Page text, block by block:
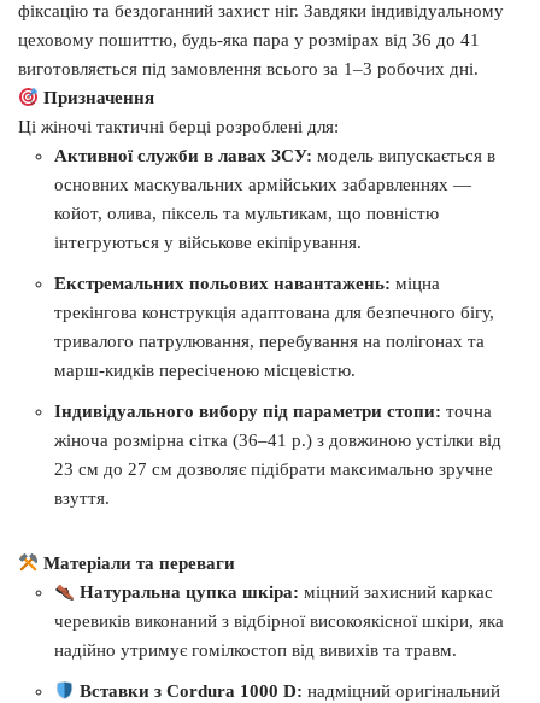
фіксацію та бездоганний захист ніг. Завдяки індивідуальному
цеховому пошиттю, будь-яка пара у розмірах від 36 до 41
виготовляється під замовлення всього за 1–3 робочих дні.
Призначення
Ці жіночі тактичні берці розроблені для:
Активної служби в лавах ЗСУ: модель випускається в
основних маскувальних армійських забарвленнях —
койот, олива, піксель та мультикам, що повністю
інтегруються у військове екіпірування.
Екстремальних польових навантажень: міцна
трекінгова конструкція адаптована для безпечного бігу,
тривалого патрулювання, перебування на полігонах та
марш-кидків пересіченою місцевістю.
Індивідуального вибору під параметри стопи: точна
жіноча розмірна сітка (36–41 р.) з довжиною устілки від
23 см до 27 см дозволяє підібрати максимально зручне
взуття.
Матеріали та переваги
Натуральна цупка шкіра: міцний захисний каркас
черевиків виконаний з відбірної високоякісної шкіри, яка
надійно утримує гомілкостоп від вивихів та травм.
Вставки з Cordura 1000 D: надміцний оригінальний